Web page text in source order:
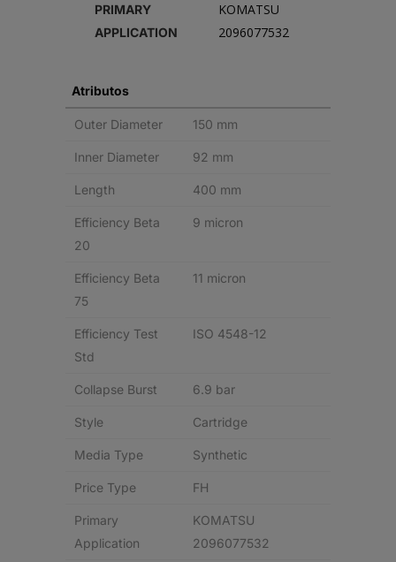
PRIMARY
APPLICATION
KOMATSU
2096077532
Atributos
Outer Diameter 150 mm
Inner Diameter 92 mm
Length 400 mm
Efficiency Beta
20
9 micron
Efficiency Beta
75
11 micron
Efficiency Test
Std
ISO 4548-12
Collapse Burst 6.9 bar
Style Cartridge
Media Type Synthetic
Price Type FH
Primary
Application
KOMATSU
2096077532